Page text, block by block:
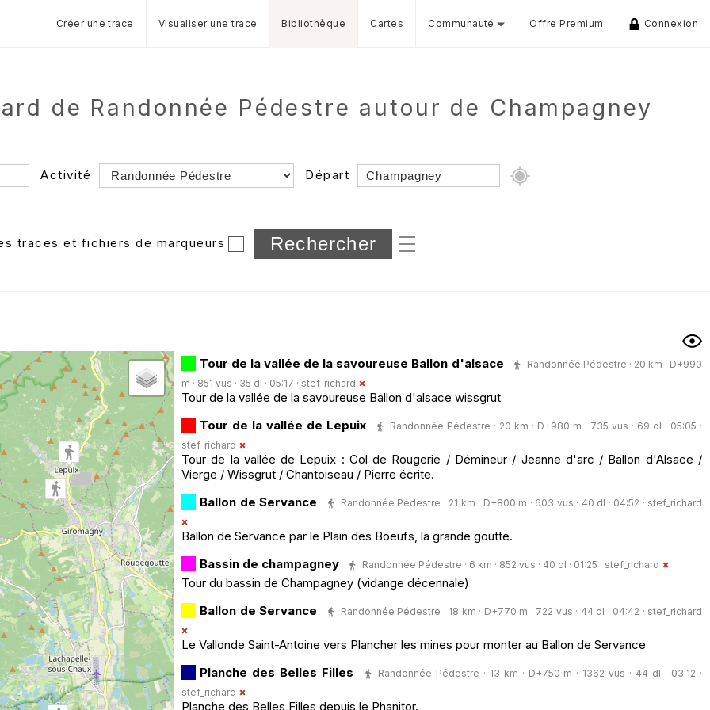
Créer une trace Visualiser une trace Bibliothèque Cartes Communauté Offre Premium Connexion
de Randonnée Pédestre autour de Champagney
Activité Départ
Dossier
et sous-dossiers
traces et fichiers de marqueurs
Tour de la vallée de la savoureuse Ballon d'alsace
Randonnée Pédestre · 20 km · D+990
m · 851 vus · 35 dl · 05:17 · stef_richard
Tour de la vallée de la savoureuse Ballon d'alsace wissgrut
Tour de la vallée de Lepuix
Randonnée Pédestre · 20 km · D+980 m · 735 vus · 69 dl · 05:05 ·
stef_richard
Tour de la vallée de Lepuix : Col de Rougerie / Démineur / Jeanne d'arc / Ballon d'Alsace /
Vierge / Wissgrut / Chantoiseau / Pierre écrite.
Ballon de Servance
Randonnée Pédestre · 21 km · D+800 m · 603 vus · 40 dl · 04:52 · stef_richard
Ballon de Servance par le Plain des Boeufs, la grande goutte.
Bassin de champagney
Randonnée Pédestre · 6 km · 852 vus · 40 dl · 01:25 · stef_richard
Tour du bassin de Champagney (vidange décennale)
Ballon de Servance
Randonnée Pédestre · 18 km · D+770 m · 722 vus · 44 dl · 04:42 · stef_richard
Le Vallonde Saint-Antoine vers Plancher les mines pour monter au Ballon de Servance
Planche des Belles Filles
Randonnée Pédestre · 13 km · D+750 m · 1362 vus · 44 dl · 03:12 ·
stef_richard
Planche des Belles Filles depuis le Phanitor.